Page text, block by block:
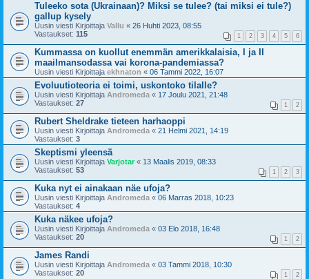
Tuleeko sota (Ukrainaan)? Miksi se tulee? (tai miksi ei tule?)
gallup kysely
Uusin viesti Kirjoittaja Vallu « 26 Huhti 2023, 08:55
Vastaukset: 115 1 2 3 4 5 6
Kummassa on kuollut enemmän amerikkalaisia, I ja II
maailmansodassa vai korona-pandemiassa?
Uusin viesti Kirjoittaja ekhnaton « 06 Tammi 2022, 16:07
Evoluutioteoria ei toimi, uskontoko tilalle?
Uusin viesti Kirjoittaja Andromeda « 17 Joulu 2021, 21:48
Vastaukset: 27 1 2
Rubert Sheldrake tieteen harhaoppi
Uusin viesti Kirjoittaja Andromeda « 21 Helmi 2021, 14:19
Vastaukset: 3
Skeptismi yleensä
Uusin viesti Kirjoittaja Varjotar « 13 Maalis 2019, 08:33
Vastaukset: 53 1 2 3
Kuka nyt ei ainakaan näe ufoja?
Uusin viesti Kirjoittaja Andromeda « 06 Marras 2018, 10:23
Vastaukset: 4
Kuka näkee ufoja?
Uusin viesti Kirjoittaja Andromeda « 03 Elo 2018, 16:48
Vastaukset: 20 1 2
James Randi
Uusin viesti Kirjoittaja Andromeda « 03 Tammi 2018, 10:30
Vastaukset: 20 1 2